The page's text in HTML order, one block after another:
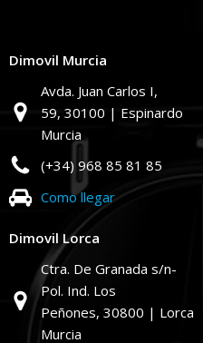
Dimovil Murcia
Avda. Juan Carlos I,
59, 30100 | Espinardo
Murcia
(+34) 968 85 81 85
Como llegar
Dimovil Lorca
Ctra. De Granada s/n-
Pol. Ind. Los
Peñones, 30800 | Lorca
Murcia